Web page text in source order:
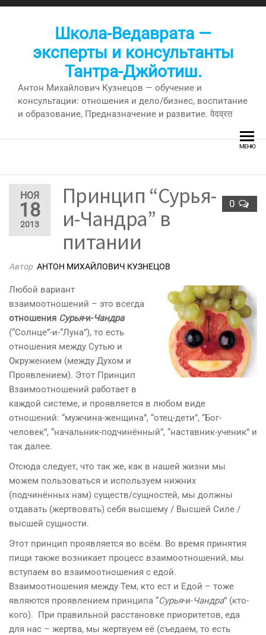
Перейти
Школа-Ведаврата —
эксперты и консультанты
Тантра-Джйотиш.
Антон Михайлович Кузнецов — обучение и
консультации: отношения и дело/бизнес, воспитание
и образование, Предназначение и развитие. वेदव्रत
МЕНЮ
НОЯ
18
2013
0
Принцип “Сурья-
и-Чандра” в
питании
Автор АНТОН МИХАЙЛОВИЧ КУЗНЕЦОВ
Любой вариант
взаимоотношений – это всегда
отношения Сурья-и-Чандра
(“Солнце”-и-“Луна”), то есть
отношения между Сутью и
Окружением (между Духом и
Проявлением). Этот Принцип
Взаимоотношений работает в
каждой системе, и проявляется в любом виде
отношений: “мужчина-женщина”, “отец-дети”, “Бог-
человек”, “начальник-подчинённый”, “наставник-ученик” и
так далее.
Отсюда следует, что так же, как в нашей жизни мы
можем пользоваться и используем нижних
(подчинённых нам) существ/сущностей, мы должны
отдавать (жертвовать) себя высшему / Высшей Силе /
высшей сущности.
Этот принцип проявляется во всём. Во время принятия
пищи также возникает процесс взаимоотношений, мы
вступаем во взаимоотношения с едой.
Взаимоотношения между Тем, кто ест и Едой – тоже
являются проявлением принципа “Сурья-и-Чандра” (кто-
кого). При правильной расстановке приоритетов, еда
для нас – жертва, мы жертвуем её (съедаем, то есть